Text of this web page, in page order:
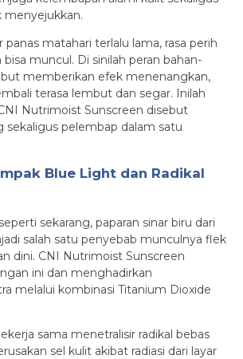
panas matahari terlalu lama, rasa perih
muncul. Di sinilah peran bahan-
memberikan efek menenangkan,
terasa lembut dan segar. Inilah
Nutrimoist Sunscreen disebut
sekaligus pelembap dalam satu
Blue Light dan Radikal
sekarang, paparan sinar biru dari
salah satu penyebab munculnya flek
dini. CNI Nutrimoist Sunscreen
ini dan menghadirkan
melalui kombinasi Titanium Dioxide
sama menetralisir radikal bebas
sel kulit akibat radiasi dari layar